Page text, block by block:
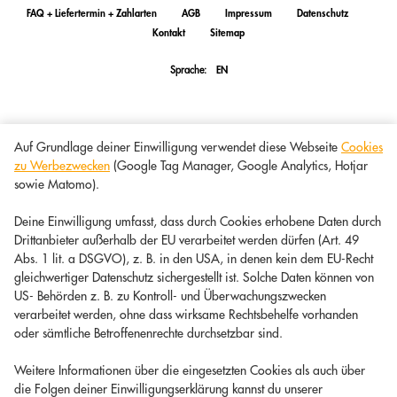
FAQ + Liefertermin + Zahlarten AGB Impressum
Datenschutz
Kontakt
Sitemap
Sprache: EN
Auf Grundlage deiner Einwilligung verwendet diese Webseite Cookies
zu Werbezwecken (Google Tag Manager, Google Analytics, Hotjar
sowie Matomo).
Deine Einwilligung umfasst, dass durch Cookies erhobene Daten durch
Drittanbieter außerhalb der EU verarbeitet werden dürfen (Art. 49
Abs. 1 lit. a DSGVO), z. B. in den USA, in denen kein dem EU-Recht
gleichwertiger Datenschutz sichergestellt ist. Solche Daten können von
US- Behörden z. B. zu Kontroll- und Überwachungszwecken
verarbeitet werden, ohne dass wirksame Rechtsbehelfe vorhanden
oder sämtliche Betroffenenrechte durchsetzbar sind.
Weitere Informationen über die eingesetzten Cookies als auch über
die Folgen deiner Einwilligungserklärung kannst du unserer